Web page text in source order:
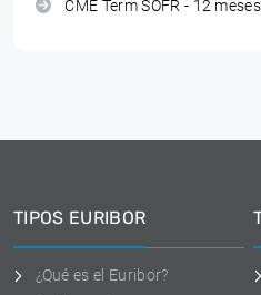
CME Term SOFR - 12 meses
TIPOS EURIBOR
¿Qué es el Euribor?